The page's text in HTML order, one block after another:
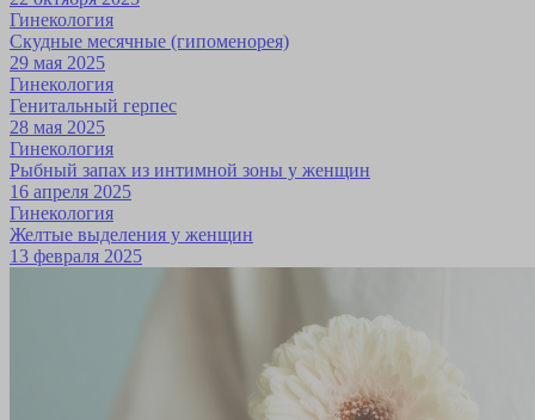
Гинекология
Скудные месячные (гипоменорея)
29 мая 2025
Гинекология
Генитальный герпес
28 мая 2025
Гинекология
Рыбный запах из интимной зоны у женщин
16 апреля 2025
Гинекология
Желтые выделения у женщин
13 февраля 2025